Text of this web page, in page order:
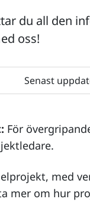
du all den
oss!
Senast
För
med
mer om hur